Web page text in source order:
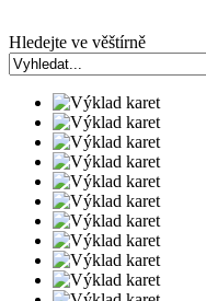
Hledejte ve věštírně